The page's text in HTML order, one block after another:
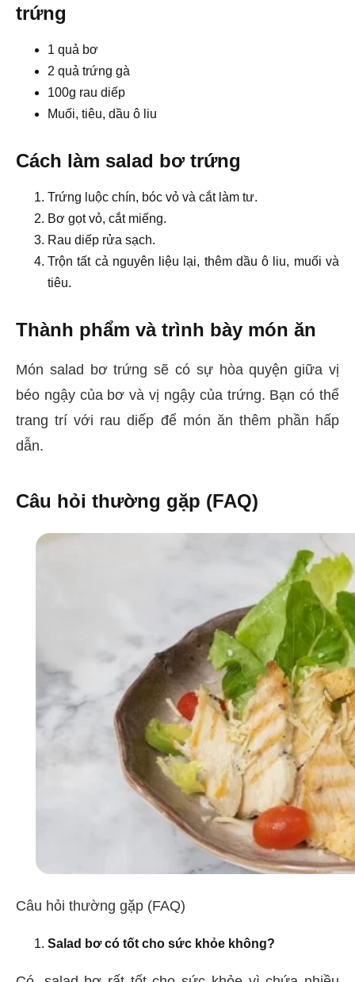
trứng
1 quả bơ
2 quả trứng gà
100g rau diếp
Muối, tiêu, dầu ô liu
Cách làm salad bơ trứng
Trứng luộc chín, bóc vỏ và cắt làm tư.
Bơ gọt vỏ, cắt miếng.
Rau diếp rửa sạch.
Trộn tất cả nguyên liệu lại, thêm dầu ô liu, muối và
tiêu.
Thành phẩm và trình bày món ăn
Món salad bơ trứng sẽ có sự hòa quyện giữa vị
béo ngậy của bơ và vị ngậy của trứng. Bạn có thể
trang trí với rau diếp để món ăn thêm phần hấp
dẫn.
Câu hỏi thường gặp (FAQ)
Câu hỏi thường gặp (FAQ)
Salad bơ có tốt cho sức khỏe không?